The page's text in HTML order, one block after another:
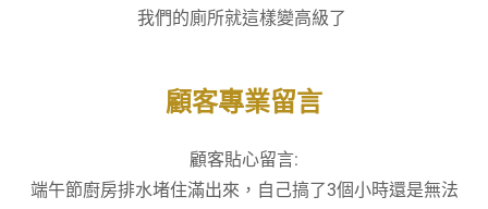
我們的廁所就這樣變高級了
顧客專業留言
顧客貼心留言:
端午節廚房排水堵住滿出來，自己搞了3個小時還是無法